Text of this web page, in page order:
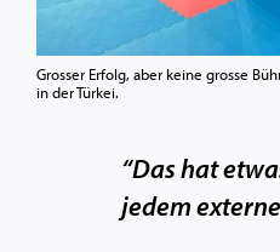
Grosser Erfolg, aber keine grosse
in der Türkei.
“Das hat
jedem